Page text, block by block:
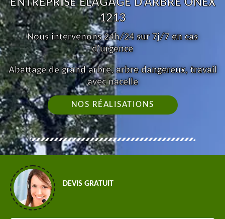
ENTREPRISE ÉLAGAGE D'ARBRE ONEX
1213
Nous intervenons 24h/24 sur 7j/7 en cas
d'urgence
Abattage de grand arbre, arbre dangereux, travail
avec nacelle
NOS RÉALISATIONS
DEVIS GRATUIT